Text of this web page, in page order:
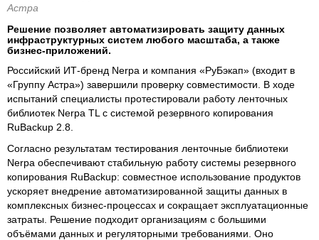
Астра
Решение позволяет автоматизировать защиту данных
инфраструктурных систем любого масштаба, а также
бизнес-приложений.
Российский ИТ-бренд Nerpa и компания «РуБэкап» (входит в
«Группу Астра») завершили проверку совместимости. В ходе
испытаний специалисты протестировали работу ленточных
библиотек Nerpa TL с системой резервного копирования
RuBackup 2.8.
Согласно результатам тестирования ленточные библиотеки
Nerpa обеспечивают стабильную работу системы резервного
копирования RuBackup: совместное использование продуктов
ускоряет внедрение автоматизированной защиты данных в
комплексных бизнес-процессах и сокращает эксплуатационные
затраты. Решение подходит организациям с большими
объёмами данных и регуляторными требованиями. Оно